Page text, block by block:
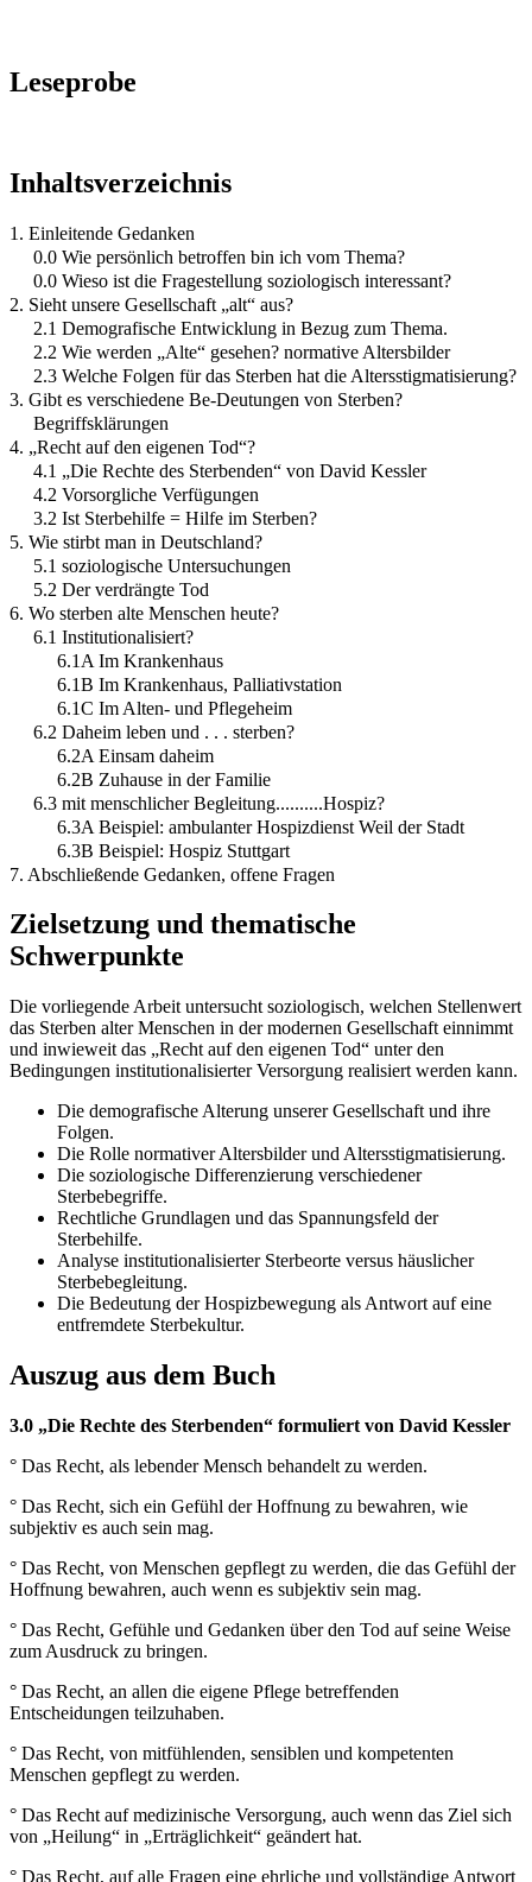
Leseprobe
Inhaltsverzeichnis
1. Einleitende Gedanken
0.0 Wie persönlich betroffen bin ich vom Thema?
0.0 Wieso ist die Fragestellung soziologisch interessant?
2. Sieht unsere Gesellschaft „alt“ aus?
2.1 Demografische Entwicklung in Bezug zum Thema.
2.2 Wie werden „Alte“ gesehen? normative Altersbilder
2.3 Welche Folgen für das Sterben hat die Altersstigmatisierung?
3. Gibt es verschiedene Be-Deutungen von Sterben?
Begriffsklärungen
4. „Recht auf den eigenen Tod“?
4.1 „Die Rechte des Sterbenden“ von David Kessler
4.2 Vorsorgliche Verfügungen
3.2 Ist Sterbehilfe = Hilfe im Sterben?
5. Wie stirbt man in Deutschland?
5.1 soziologische Untersuchungen
5.2 Der verdrängte Tod
6. Wo sterben alte Menschen heute?
6.1 Institutionalisiert?
6.1A Im Krankenhaus
6.1B Im Krankenhaus, Palliativstation
6.1C Im Alten- und Pflegeheim
6.2 Daheim leben und . . . sterben?
6.2A Einsam daheim
6.2B Zuhause in der Familie
6.3 mit menschlicher Begleitung..........Hospiz?
6.3A Beispiel: ambulanter Hospizdienst Weil der Stadt
6.3B Beispiel: Hospiz Stuttgart
7. Abschließende Gedanken, offene Fragen
Zielsetzung und thematische
Schwerpunkte
Die vorliegende Arbeit untersucht soziologisch, welchen Stellenwert
das Sterben alter Menschen in der modernen Gesellschaft einnimmt
und inwieweit das „Recht auf den eigenen Tod“ unter den
Bedingungen institutionalisierter Versorgung realisiert werden kann.
Die demografische Alterung unserer Gesellschaft und ihre
Folgen.
Die Rolle normativer Altersbilder und Altersstigmatisierung.
Die soziologische Differenzierung verschiedener
Sterbebegriffe.
Rechtliche Grundlagen und das Spannungsfeld der
Sterbehilfe.
Analyse institutionalisierter Sterbeorte versus häuslicher
Sterbebegleitung.
Die Bedeutung der Hospizbewegung als Antwort auf eine
entfremdete Sterbekultur.
Auszug aus dem Buch
3.0 „Die Rechte des Sterbenden“ formuliert von David Kessler
° Das Recht, als lebender Mensch behandelt zu werden.
° Das Recht, sich ein Gefühl der Hoffnung zu bewahren, wie
subjektiv es auch sein mag.
° Das Recht, von Menschen gepflegt zu werden, die das Gefühl der
Hoffnung bewahren, auch wenn es subjektiv sein mag.
° Das Recht, Gefühle und Gedanken über den Tod auf seine Weise
zum Ausdruck zu bringen.
° Das Recht, an allen die eigene Pflege betreffenden
Entscheidungen teilzuhaben.
° Das Recht, von mitfühlenden, sensiblen und kompetenten
Menschen gepflegt zu werden.
° Das Recht auf medizinische Versorgung, auch wenn das Ziel sich
von „Heilung“ in „Erträglichkeit“ geändert hat.
° Das Recht, auf alle Fragen eine ehrliche und vollständige Antwort